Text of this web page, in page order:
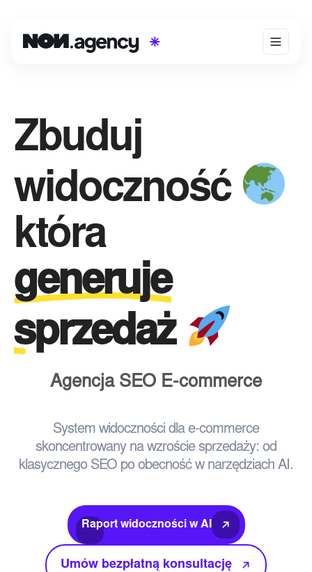
Zbuduj
widoczność
która​
generuje
sprzedaż
Agencja SEO E-commerce
System widoczności dla e-commerce
skoncentrowany na wzroście sprzedaży: od
klasycznego SEO po obecność w narzędziach AI.
Raport widoczności w AI
Umów bezpłatną konsultację